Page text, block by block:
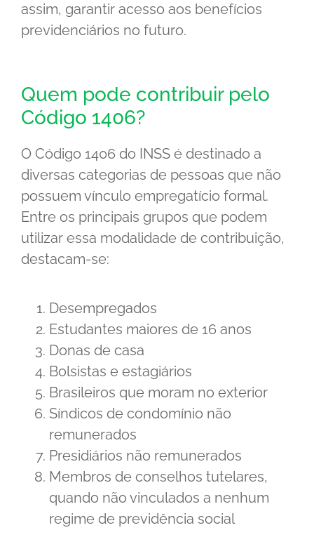
assim, garantir acesso aos benefícios
previdenciários no futuro.
Quem pode contribuir pelo
Código 1406?
O Código 1406 do INSS é destinado a
diversas categorias de pessoas que não
possuem vínculo empregatício formal.
Entre os principais grupos que podem
utilizar essa modalidade de contribuição,
destacam-se:
Desempregados
Estudantes maiores de 16 anos
Donas de casa
Bolsistas e estagiários
Brasileiros que moram no exterior
Síndicos de condomínio não
remunerados
Presidiários não remunerados
Membros de conselhos tutelares,
quando não vinculados a nenhum
regime de previdência social